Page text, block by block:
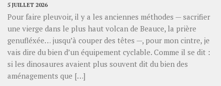
5 JUILLET 2026
Pour faire pleuvoir, il y a les anciennes méthodes — sacrifier
une vierge dans le plus haut volcan de Beauce, la prière
genufléxée… jusqu’à couper des têtes —, pour mon cintre, je
vais dire du bien d’un équipement cyclable. Comme il se dit :
si les dinosaures avaient plus souvent dit du bien des
aménagements que […]